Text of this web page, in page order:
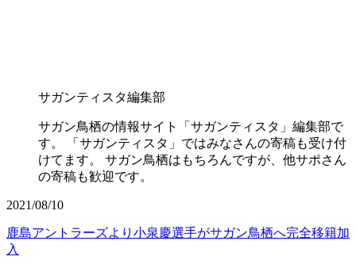
サガンティスタ編集部
サガン鳥栖の情報サイト「サガンティスタ」編集部で
す。 「サガンティスタ」ではみなさんの寄稿も受け付
けてます。 サガン鳥栖はもちろんですが、他サポさん
の寄稿も歓迎です。
2021/08/10
鹿島アントラーズより小泉慶選手がサガン鳥栖へ完全移籍加
入